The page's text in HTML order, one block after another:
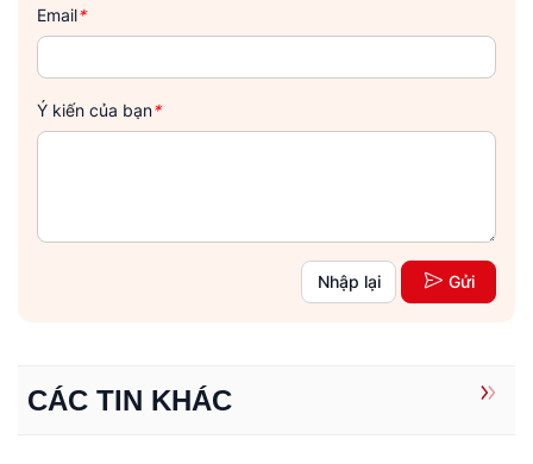
Email*
Ý kiến của bạn*
Nhập lại Gửi
CÁC TIN KHÁC